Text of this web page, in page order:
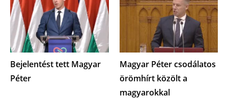
Bejelentést tett Magyar
Péter
Magyar Péter csodálatos
örömhírt közölt a
magyarokkal